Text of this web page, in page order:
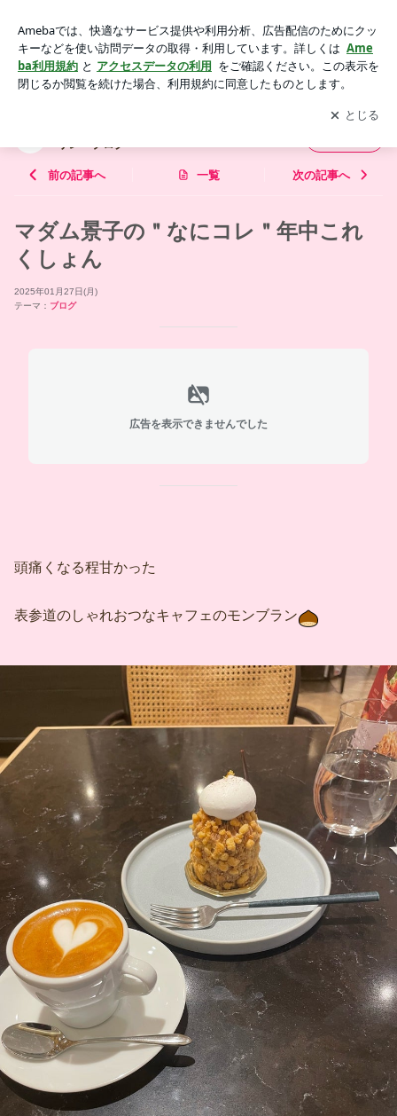
ーハーフショーパブ Guppy リレーブログ
アプリをダウンロードして ブログの更新通知
を受け取りまし
ょう。
開く
リレーブログ
前の記事へ 一覧 次の記事へ
マダム景子の＂なにコレ＂年中これ
くしょん
2025年01月27日(月)
テーマ： ブログ
広告を表示できませんでした
頭痛くなる程甘かった
表参道のしゃれおつなキャフェのモンブラン